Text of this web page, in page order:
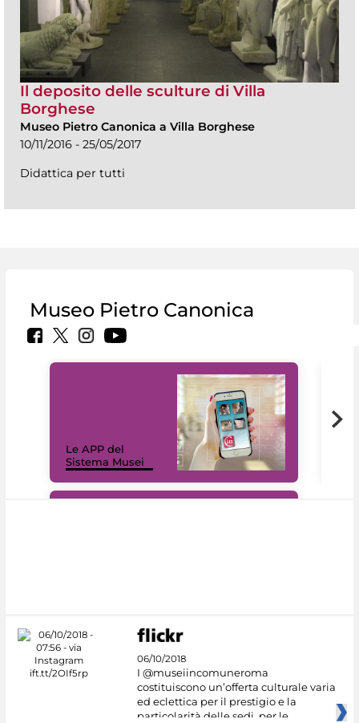
Il deposito delle sculture di Villa
Borghese
Museo Pietro Canonica a Villa Borghese
10/11/2016 - 25/05/2017
Didattica per tutti
Museo Pietro Canonica
Le APP del
Sistema Musei
06/10/2018
I @museiincomuneroma
costituiscono un’offerta culturale varia
ed eclettica per il prestigio e la
particolarità delle sedi, per le